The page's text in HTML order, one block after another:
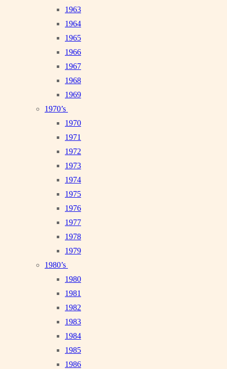
1963
1964
1965
1966
1967
1968
1969
1970’s
1970
1971
1972
1973
1974
1975
1976
1977
1978
1979
1980’s
1980
1981
1982
1983
1984
1985
1986